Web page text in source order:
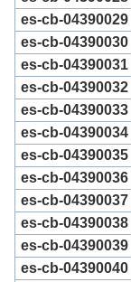
es-cb-04390029
es-cb-04390030
es-cb-04390031
es-cb-04390032
es-cb-04390033
es-cb-04390034
es-cb-04390035
es-cb-04390036
es-cb-04390037
es-cb-04390038
es-cb-04390039
es-cb-04390040